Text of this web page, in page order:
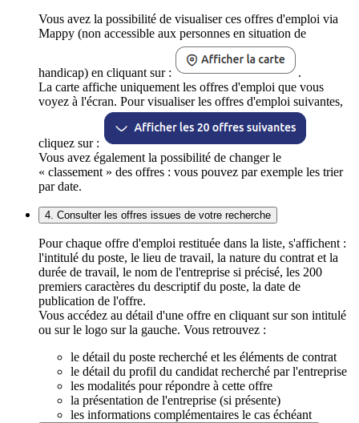
Vous avez la possibilité de visualiser ces offres d'emploi via
Mappy (non accessible aux personnes en situation de
handicap) en cliquant sur :
.
La carte affiche uniquement les offres d'emploi que vous
voyez à l'écran. Pour visualiser les offres d'emploi suivantes,
cliquez sur :
Vous avez également la possibilité de changer le
« classement » des offres : vous pouvez par exemple les trier
par date.
4. Consulter les offres issues de votre recherche
Pour chaque offre d'emploi restituée dans la liste, s'affichent :
l'intitulé du poste, le lieu de travail, la nature du contrat et la
durée de travail, le nom de l'entreprise si précisé, les 200
premiers caractères du descriptif du poste, la date de
publication de l'offre.
Vous accédez au détail d'une offre en cliquant sur son intitulé
ou sur le logo sur la gauche. Vous retrouvez :
le détail du poste recherché et les éléments de contrat
le détail du profil du candidat recherché par l'entreprise
les modalités pour répondre à cette offre
la présentation de l'entreprise (si présente)
les informations complémentaires le cas échéant